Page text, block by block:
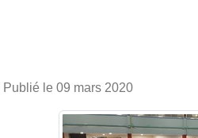
Publié le 09 mars 2020